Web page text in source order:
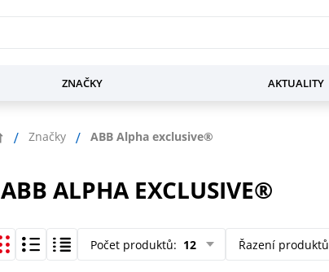
ZNAČKY AKTUALITY
Značky ABB Alpha exclusive®
ABB ALPHA EXCLUSIVE®
Počet produktů: 12 Řazení produktů